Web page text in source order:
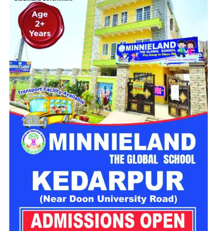
महिला सशक्तिकरण एवं बाल विकास विभाग की ओर से इसके लिए ‘आलंबन
गांव’ विकसित करने की योजना तैयार की जा रही है। इस योजना का उद्देश्य
नारी निकेतन में रहने वाली महिलाओं और बच्चों को सुरक्षित माहौल के साथ-
साथ घर जैसा अपनापन और स्वतंत्रता देना है।
उत्तराखंड में बन रहा ‘आलंबन गांव’
महिला सशक्तिकरण एवं बाल विकास विभागके निदेशक आईएएस बंशीलाल
राणा के मुताबिक, नारी निकेतन में आने वाली कई महिलाएं और बच्चे खुद को
एक बंद संस्थान या जेल जैसी जगह पर महसूस करते हैं। यही वजह है कि
कई बार बच्चे वहां से निकलने या भागने की कोशिश तक करने लगते हैं।
इसी समस्या को ध्यान में रखते हुए विभाग अब ऐसा इंफ्रास्ट्रक्चर तैयार
करने की दिशा में काम कर रहा है, जहां रहने वाले लोगों को संस्थागत माहौल
के बजाय परिवार जैसा वातावरण मिल सके।
16 घरों में मिलेगा परिवार जैसा माहौल
प्रस्तावित आलंबन गांव में कॉटेज और छोटे घर विकसित किए जाएंगे। यहां